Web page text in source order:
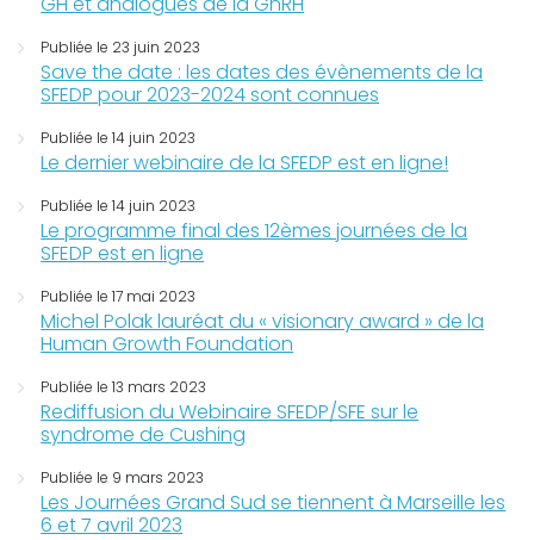
Publiée le 23 juin 2023
Save the date : les dates des évènements de la
SFEDP pour 2023-2024 sont connues
Publiée le 14 juin 2023
Le dernier webinaire de la SFEDP est en ligne!
Publiée le 14 juin 2023
Le programme final des 12èmes journées de la
SFEDP est en ligne
Publiée le 17 mai 2023
Michel Polak lauréat du « visionary award » de la
Human Growth Foundation
Publiée le 13 mars 2023
Rediffusion du Webinaire SFEDP/SFE sur le
syndrome de Cushing
Publiée le 9 mars 2023
Les Journées Grand Sud se tiennent à Marseille les
6 et 7 avril 2023